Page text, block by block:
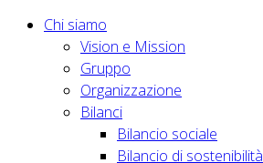
Chi siamo
Vision e Mission
Gruppo
Organizzazione
Bilanci
Bilancio sociale
Bilancio di sostenibilità